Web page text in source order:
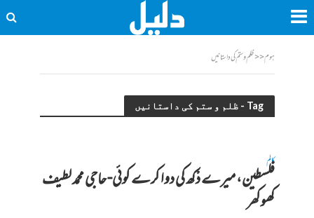
ہوم<<ظلم و ستم کی داستانیں
Tag - ظلم و ستم کی داستانیں
کالم
فلسطین، میرے دْکھ کی دوا کرے کوئی- حاجی محمد لطیف
کھوکھر